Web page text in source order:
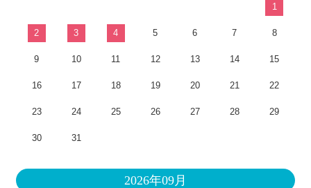
1
2 3 4 5 6 7 8
9 10 11 12 13 14 15
16 17 18 19 20 21 22
23 24 25 26 27 28 29
30 31
2026年09月